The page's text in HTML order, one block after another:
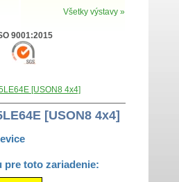
Všetky výstavy »
9001:2015
[USON8 4x4]
[USON8 4x4]
pre toto zariadenie: